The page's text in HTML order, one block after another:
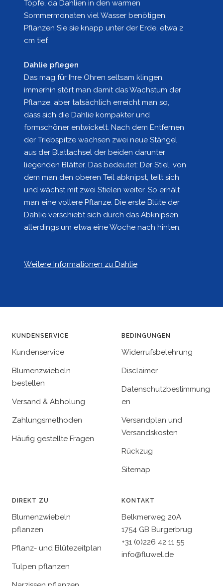
Töpfe, da Dahlien in den warmen
Sommermonaten viel Wasser benötigen.
Pflanzen Sie sie knapp unter der Erde, etwa 2
cm tief.
Dahlie pflegen
Das mag für Ihre Ohren seltsam klingen,
immerhin stört man damit das Wachstum der
Pflanze, aber tatsächlich erreicht man so,
dass sich die Dahlie kompakter und
formschöner entwickelt. Nach dem Entfernen
der Triebspitze wachsen zwei neue Stängel
aus der Blattachsel der beiden darunter
liegenden Blätter. Das bedeutet: Der Stiel, von
dem man den oberen Teil abknipst, teilt sich
und wächst mit zwei Stielen weiter. So erhält
man eine vollere Pflanze. Die erste Blüte der
Dahlie verschiebt sich durch das Abknipsen
allerdings um etwa eine Woche nach hinten.
Weitere Informationen zu Dahlie
KUNDENSERVICE
Kundenservice
Blumenzwiebeln
bestellen
Versand & Abholung
Zahlungsmethoden
Häufig gestellte Fragen
BEDINGUNGEN
Widerrufsbelehrung
Disclaimer
Datenschutzbestimmung
en
Versandplan und
Versandskosten
Rückzug
Sitemap
DIREKT ZU
Blumenzwiebeln
pflanzen
Pflanz- und Blütezeitplan
Tulpen pflanzen
KONTAKT
Belkmerweg 20A
1754 GB Burgerbrug
+31 (0)226 42 11 55
info@fluwel.de